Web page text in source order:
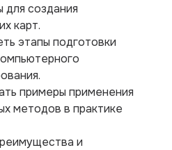
для создания
карт.
этапы подготовки
примеры применения
методов в практике
и